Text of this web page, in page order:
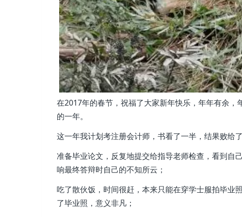
在2017年的春节，祝福了大家新年快乐，年年有余
的一年。
这一年我计划考注册会计师，书看了一半，结果败给
准备毕业论文，反复地提交给指导老师检查，看到自
响最终答辩时自己的不知所云；
吃了散伙饭，时间很赶，本来只能在穿学士服拍毕业
了毕业照，意义非凡；